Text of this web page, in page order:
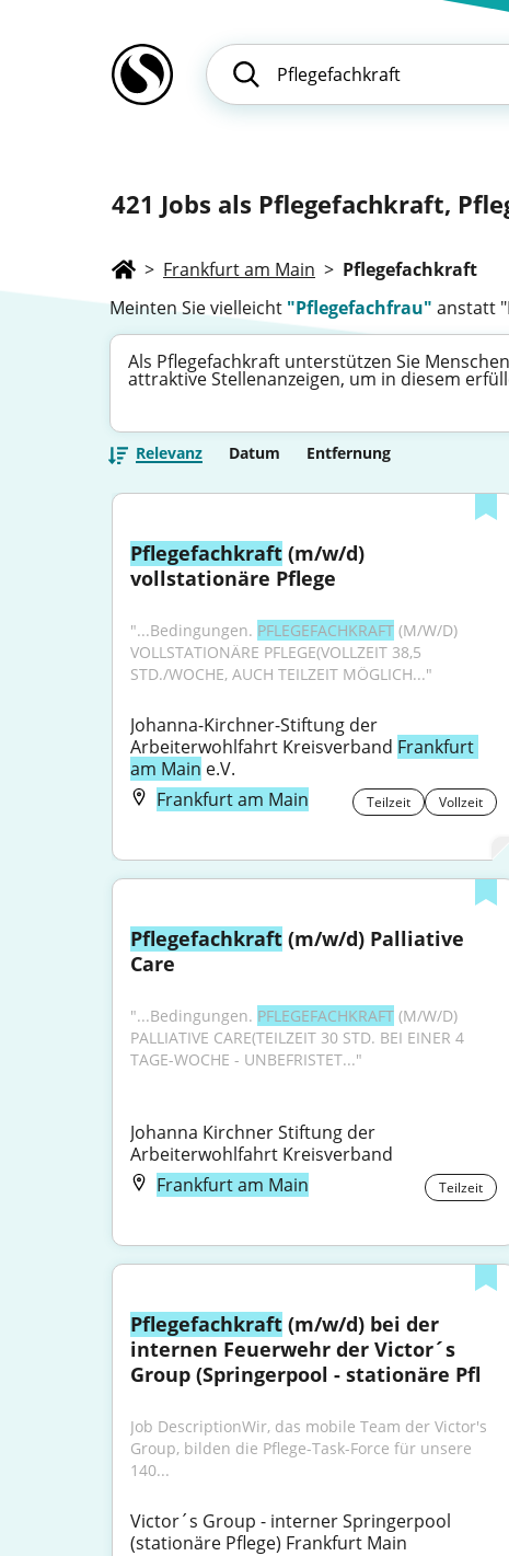
421 Jobs als Pflegefachkraft,
> Frankfurt am Main > Pflegefachkraft
Meinten Sie vielleicht "Pflegefachfrau" anstatt
Als Pflegefachkraft unterstützen Sie
attraktive Stellenanzeigen, um in diesem
Relevanz Datum Entfernung
Pflegefachkraft (m/w/d)
vollstationäre Pflege
"...Bedingungen. PFLEGEFACHKRAFT (M/W/D)
VOLLSTATIONÄRE PFLEGE(VOLLZEIT 38,5
STD./WOCHE, AUCH TEILZEIT MÖGLICH..."
Johanna-Kirchner-Stiftung der
Arbeiterwohlfahrt Kreisverband Frankfurt
am Main e.V.
Frankfurt am Main
Teilzeit Vollzeit
Pflegefachkraft (m/w/d) Palliative
Care
"...Bedingungen. PFLEGEFACHKRAFT (M/W/D)
PALLIATIVE CARE(TEILZEIT 30 STD. BEI EINER 4
TAGE-WOCHE - UNBEFRISTET..."
Johanna Kirchner Stiftung der
Arbeiterwohlfahrt Kreisverband
Frankfurt am Main
Teilzeit
Pflegefachkraft (m/w/d) bei der
internen Feuerwehr der Victor´s
Group (Springerpool - stationäre Pfl
Job DescriptionWir, das mobile Team der Victor's
Group, bilden die Pflege-Task-Force für unsere
140...
Victor´s Group - interner Springerpool
(stationäre Pflege) Frankfurt Main